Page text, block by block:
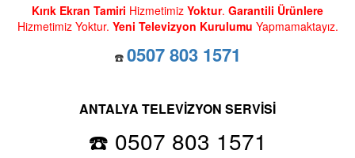
Kırık Ekran Tamiri Hizmetimiz Yoktur. Garantili Ürünlere
Hizmetimiz Yoktur. Yeni Televizyon Kurulumu Yapmamaktayız.
☎️ 0507 803 1571
ANTALYA TELEVİZYON SERVİSİ
☎️ 0507 803 1571